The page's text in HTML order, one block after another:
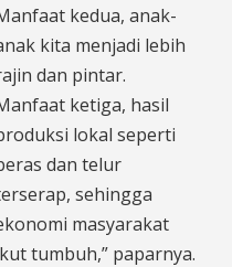
kedua, anak-
kita menjadi lebih
dan pintar.
ketiga, hasil
lokal seperti
dan telur
sehingga
masyarakat
tumbuh,” paparnya.